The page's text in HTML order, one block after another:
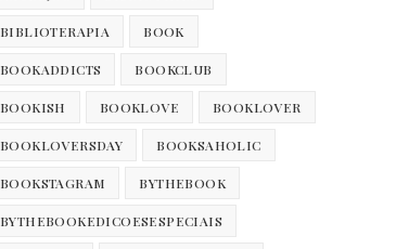
BIBLIOTERAPIA BOOK
BOOKADDICTS BOOKCLUB
BOOKISH BOOKLOVE BOOKLOVER
BOOKLOVERSDAY BOOKSAHOLIC
BOOKSTAGRAM BYTHEBOOK
BYTHEBOOKEDICOESESPECIAIS